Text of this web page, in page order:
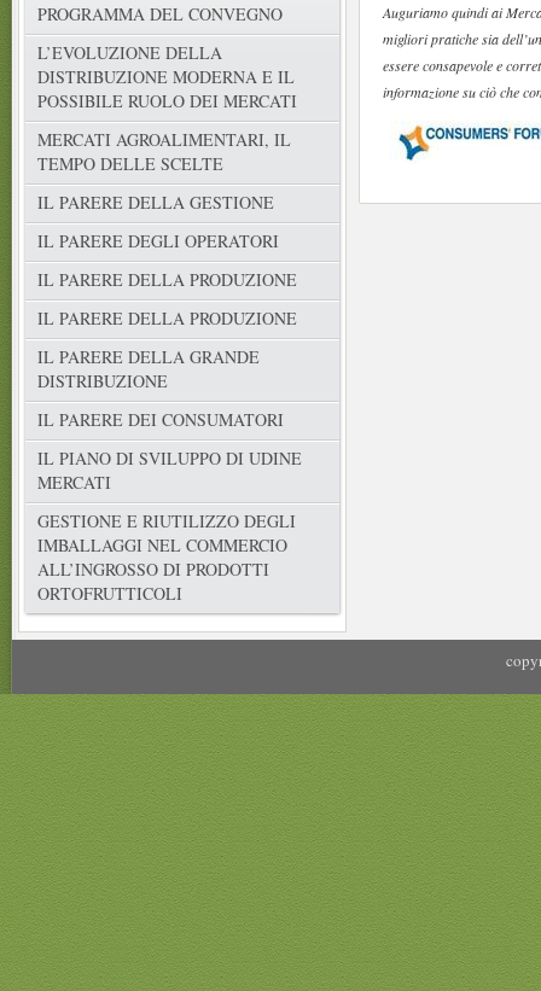
PROGRAMMA DEL CONVEGNO
L’EVOLUZIONE DELLA
DISTRIBUZIONE MODERNA E IL
POSSIBILE RUOLO DEI MERCATI
MERCATI AGROALIMENTARI, IL
TEMPO DELLE SCELTE
IL PARERE DELLA GESTIONE
IL PARERE DEGLI OPERATORI
IL PARERE DELLA PRODUZIONE
IL PARERE DELLA PRODUZIONE
IL PARERE DELLA GRANDE
DISTRIBUZIONE
IL PARERE DEI CONSUMATORI
IL PIANO DI SVILUPPO DI UDINE
MERCATI
GESTIONE E RIUTILIZZO DEGLI
IMBALLAGGI NEL COMMERCIO
ALL’INGROSSO DI PRODOTTI
ORTOFRUTTICOLI
Auguriamo quindi ai
migliori pratiche sia
essere consapevole e
informazione su ciò che